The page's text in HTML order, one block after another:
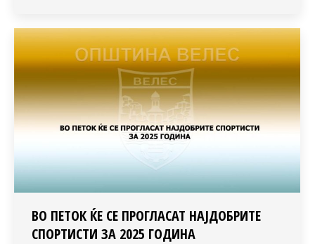
ВО ПЕТОК ЌЕ СЕ ПРОГЛАСАТ НАЈДОБРИТЕ
СПОРТИСТИ ЗА 2025 ГОДИНА